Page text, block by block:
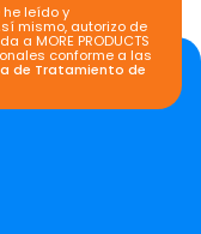
leído y
mismo, autorizo de
a MORE PRODUCTS
conforme a las
de Tratamiento de